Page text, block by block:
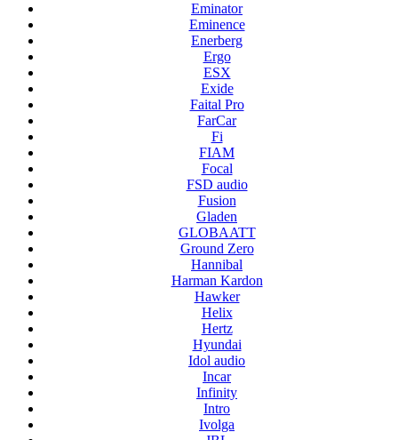
Eminator
Eminence
Enerberg
Ergo
ESX
Exide
Faital Pro
FarCar
Fi
FIAM
Focal
FSD audio
Fusion
Gladen
GLOBAATT
Ground Zero
Hannibal
Harman Kardon
Hawker
Helix
Hertz
Hyundai
Idol audio
Incar
Infinity
Intro
Ivolga